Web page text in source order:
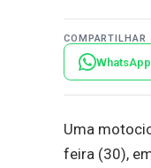
COMPARTILHAR
WhatsApp
Uma
feira (30),